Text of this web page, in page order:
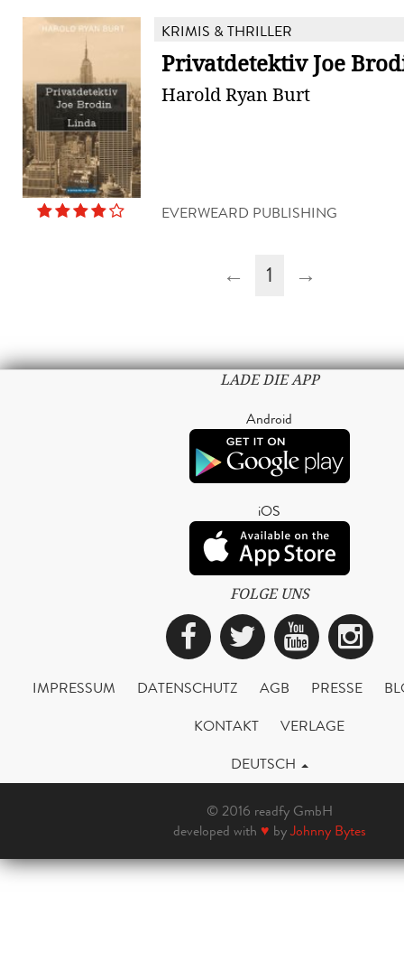
KRIMIS & THRILLER
Privatdetektiv Joe
Harold Ryan Burt
EVERWEARD PUBLISHING
← 1 →
LADE DIE APP
Android
iOS
FOLGE UNS
Facebook
Twitter
IMPRESSUM DATENSCHUTZ AGB PRESSE
KONTAKT
VERLAGE
DEUTSCH
© 2016 readfy GmbH
developed with ♥ byJohnny Bytes